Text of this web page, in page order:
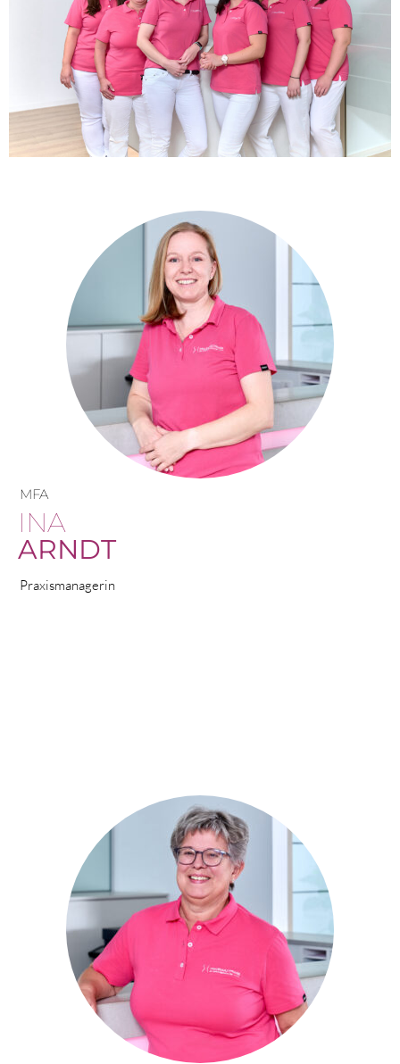
MFA
INA
ARNDT
Praxismanagerin